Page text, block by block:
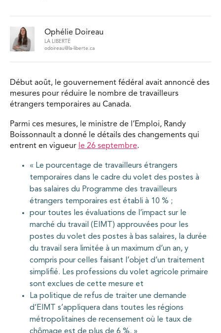
Ophélie Doireau
LA LIBERTÉ
odoireau@la-liberte.ca
Début août, le gouvernement fédéral avait annoncé des
mesures pour réduire le nombre de travailleurs
étrangers temporaires au Canada.
Parmi ces mesures, le ministre de l’Emploi, Randy
Boissonnault a donné le détails des changements qui
entrent en vigueur le 26 septembre.
« Le pourcentage de travailleurs étrangers
temporaires dans le cadre du volet des postes à
bas salaires du Programme des travailleurs
étrangers temporaires est établi à 10 % ;
pour toutes les évaluations de l’impact sur le
marché du travail (EIMT) approuvées pour les
postes du volet des postes à bas salaires, la durée
du travail sera limitée à un maximum d’un an, y
compris pour celles faisant l’objet d’un traitement
simplifié. Les professions du volet agricole primaire
sont exclues de cette mesure et
La politique de refus de traiter une demande
d’EIMT s’appliquera dans toutes les régions
métropolitaines de recensement où le taux de